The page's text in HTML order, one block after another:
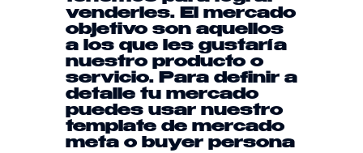
venderles. El mercado
objetivo son aquellos
a los que les gustaría
nuestro producto o
servicio. Para definir a
detalle tu mercado
puedes usar nuestro
templatede mercado
metao buyer persona